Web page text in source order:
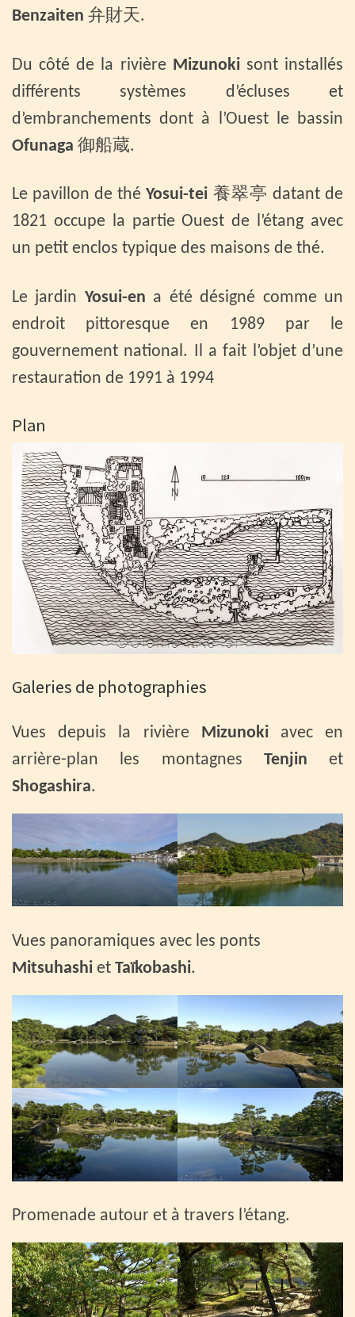
Benzaiten 弁財天.
Du côté de la rivière Mizunoki sont installés
différents systèmes d’écluses et
d’embranchements dont à l’Ouest le bassin
Ofunaga 御船蔵.
Le pavillon de théYosui-tei 養翠亭 datant de
1821 occupe la partie Ouest de l’étang avec
un petit enclos typique des maisons de thé.
Le jardin Yosui-en a été désigné comme un
endroit pittoresque en 1989 par le
gouvernement national. Il a fait l’objet d’une
restauration de 1991 à 1994
Plan
Galeries de photographies
Vues depuis la rivière Mizunoki avec en
arrière-plan les montagnes Tenjin et
Shogashira.
Vues panoramiques avec les ponts
Mitsuhashi et Taïkobashi.
Promenade autour et à travers l’étang.